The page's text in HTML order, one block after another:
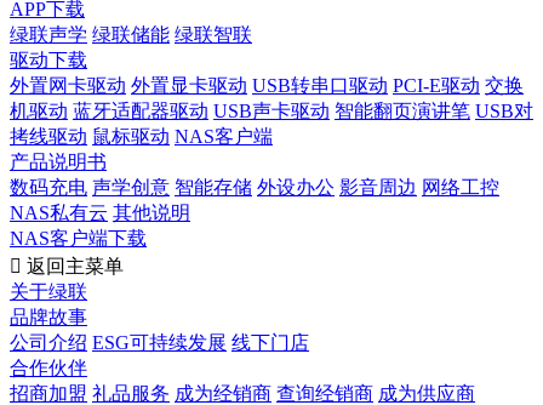
APP下载
绿联声学 绿联储能 绿联智联
驱动下载
外置网卡驱动 外置显卡驱动 USB转串口驱动 PCI-E驱动 交换
机驱动 蓝牙适配器驱动 USB声卡驱动 智能翻页演讲笔 USB对
拷线驱动 鼠标驱动 NAS客户端
产品说明书
数码充电 声学创意 智能存储 外设办公 影音周边 网络工控
NAS私有云 其他说明
NAS客户端下载
 返回主菜单
关于绿联
品牌故事
公司介绍 ESG可持续发展 线下门店
合作伙伴
招商加盟 礼品服务 成为经销商 查询经销商 成为供应商